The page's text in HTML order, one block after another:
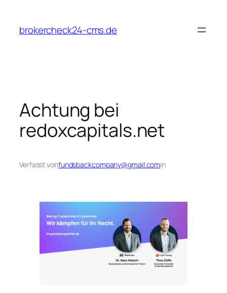
springen
brokercheck24-cms.de
Achtung bei
redoxcapitals.net
Verfasst vonfundsbackcompany@gmail.comin